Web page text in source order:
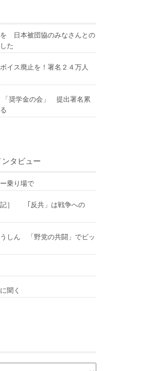
日本被団協のみなさんとの
た
イス廃止を！署名２４万人
「奨学金の会」 提出署名累
タビュー
乗り場で
記］ ｢反共」は戦争への
しん 「野党の共闘」でビッ
聞く